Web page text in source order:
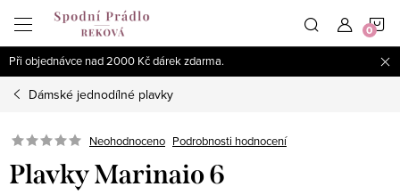
obsah
Při objednávce nad 2000 Kč dárek zdarma.
Dámské jednodílné plavky
Neohodnoceno Podrobnosti hodnocení
Plavky Marinaio 6